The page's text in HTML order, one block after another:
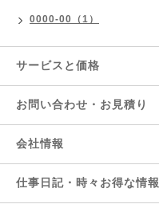
0000-00（1）
サービスと価格
お問い合わせ・お見積り
会社情報
仕事日記・時々お得な情報